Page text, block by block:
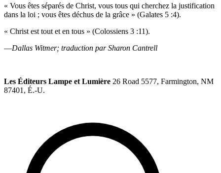
« Vous êtes séparés de Christ, vous tous qui cherchez la justification
dans la loi ; vous êtes déchus de la grâce » (Galates 5 :4).
« Christ est tout et en tous » (Colossiens 3 :11).
—Dallas Witmer; traduction par Sharon Cantrell
Les Éditeurs Lampe et Lumière 26 Road 5577, Farmington, NM
87401, É.-U.